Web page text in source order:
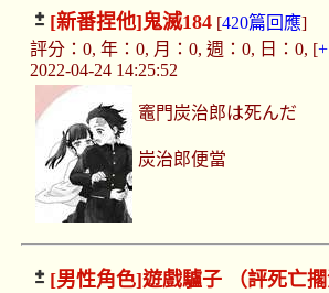
[新番捏他]鬼滅184[420篇回應]
評分：0, 年：0, 月：0, 週：0, 日：0, [
2022-04-24 14:25:52
竈門炭治郎は死んだ
炭治郎便當
[男性角色]遊戲驢子 （評死亡擱